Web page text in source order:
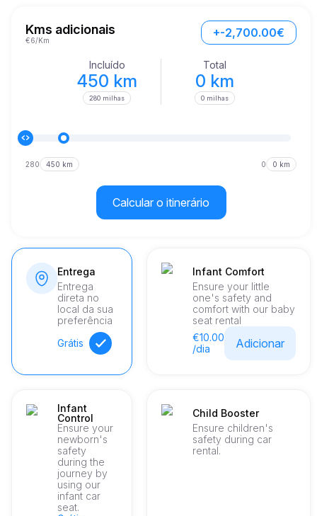
Kms adicionais
€6/Km
+-2,700.00€
Incluído
450 km
280 milhas
Total
0 km
0 milhas
280 450 km 0 0 km
Calcular o itinerário
Entrega
Entrega
direta no
local da sua
preferência
Grátis
Infant Comfort
Ensure your little
one's safety and
comfort with our baby
seat rental
€10.00
/dia
Adicionar
Infant
Control
Ensure your
newborn's
safety
during the
journey by
using our
infant car
seat.
Child Booster
Ensure children's
safety during car
rental.